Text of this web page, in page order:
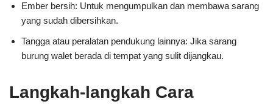
Ember bersih: Untuk mengumpulkan dan membawa sarang
yang sudah dibersihkan.
Tangga atau peralatan pendukung lainnya: Jika sarang
burung walet berada di tempat yang sulit dijangkau.
Langkah-langkah Cara